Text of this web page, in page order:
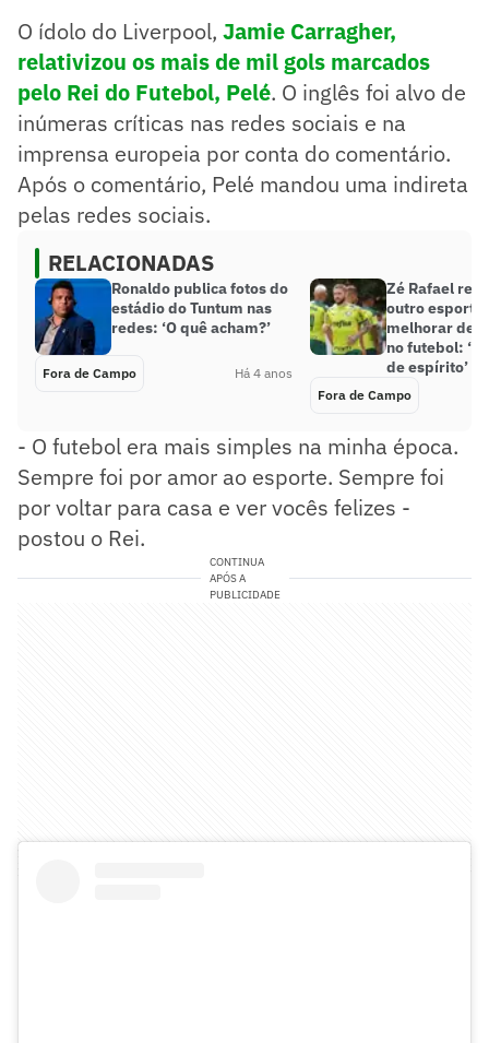
O ídolo do Liverpool, Jamie Carragher,
relativizou os mais de mil gols marcados
pelo Rei do Futebol, Pelé. O inglês foi alvo de
inúmeras críticas nas redes sociais e na
imprensa europeia por conta do comentário.
Após o comentário, Pelé mandou uma indireta
pelas redes sociais.
RELACIONADAS
Ronaldo publica fotos do
estádio do Tuntum nas
redes: ‘O quê acham?’
Fora de Campo Há 4 anos
Zé Rafael
outro esporte
melhorar
no futebol:
de espírito’
Fora de Campo
- O futebol era mais simples na minha época.
Sempre foi por amor ao esporte. Sempre foi
por voltar para casa e ver vocês felizes -
postou o Rei.
CONTINUA
APÓS A
PUBLICIDADE